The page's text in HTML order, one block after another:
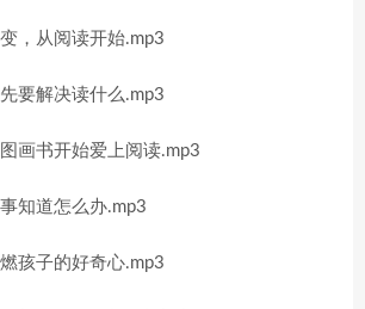
，从阅读开始.mp3
要解决读什么.mp3
画书开始爱上阅读.mp3
知道怎么办.mp3
孩子的好奇心.mp3